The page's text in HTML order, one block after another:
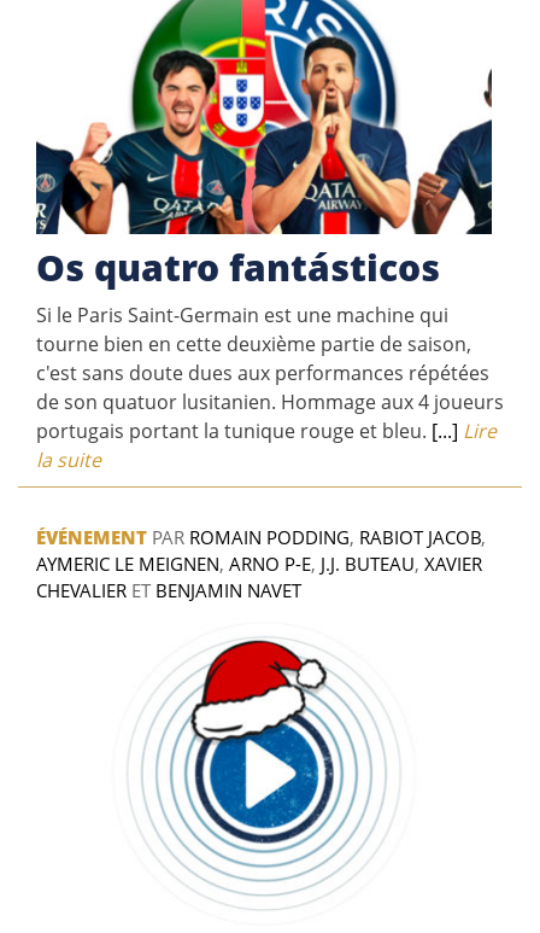
Os quatro fantásticos
Si le Paris Saint-Germain est une machine qui
tourne bien en cette deuxième partie de saison,
c'est sans doute dues aux performances répétées
de son quatuor lusitanien. Hommage aux 4 joueurs
portugais portant la tunique rouge et bleu. [...] Lire
la suite
ÉVÉNEMENT PAR ROMAIN PODDING, RABIOT JACOB,
AYMERIC LE MEIGNEN, ARNO P-E, J.J. BUTEAU, XAVIER
CHEVALIER ET BENJAMIN NAVET